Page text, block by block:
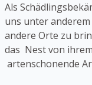
Als
uns unter
andere Orte zu
das Nest von
artenschonende